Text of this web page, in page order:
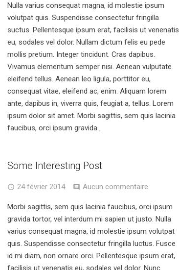
Nulla varius consequat magna, id molestie ipsum
volutpat quis. Suspendisse consectetur fringilla
suctus. Pellentesque ipsum erat, facilisis ut venenatis
eu, sodales vel dolor. Nullam dictum felis eu pede
mollis pretium. Integer tincidunt. Cras dapibus.
Vivamus elementum semper nisi. Aenean vulputate
eleifend tellus. Aenean leo ligula, porttitor eu,
consequat vitae, eleifend ac, enim. Aliquam lorem
ante, dapibus in, viverra quis, feugiat a, tellus. Lorem
ipsum dolor sit amet. Morbi sagittis, sem quis lacinia
faucibus, orci ipsum gravida…
Some Interesting Post
24 février 2014 Aucun commentaire
Morbi sagittis, sem quis lacinia faucibus, orci ipsum
gravida tortor, vel interdum mi sapien ut justo. Nulla
varius consequat magna, id molestie ipsum volutpat
quis. Suspendisse consectetur fringilla luctus. Fusce
id mi diam, non ornare orci. Pellentesque ipsum erat,
facilisis ut venenatis eu, sodales vel dolor. Nunc